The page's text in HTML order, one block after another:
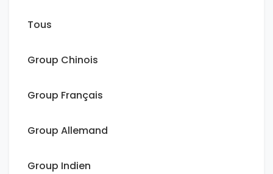
Tous
Group Chinois
Group Français
Group Allemand
Group Indien